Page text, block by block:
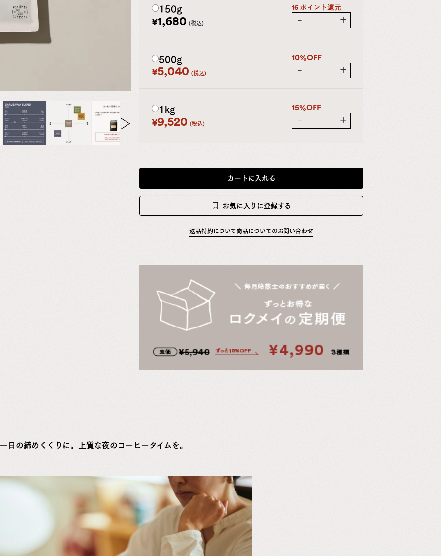
150g
¥1,680 税込
16 ポイント還元
－ ＋
500g
¥5,040 税込
10%OFF
－
＋
1kg
¥9,520 税込
15%OFF
－
＋
カートに入れる
お気に入りに登録する
返品特約について商品についてのお問い合わせ
日の締めくくりに。上質な夜のコーヒータイムを。